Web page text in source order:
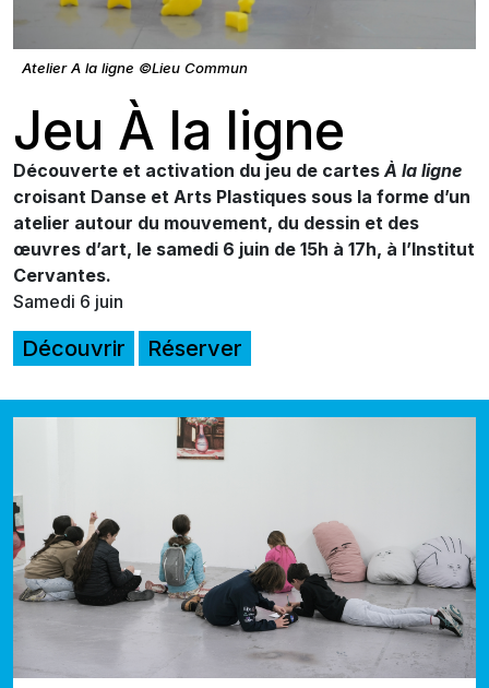
Atelier A la ligne ©Lieu Commun
Jeu À la ligne
Découverte et activation du jeu de cartesÀ la ligne
croisant Danse et Arts Plastiques sous la forme d’un
atelier autour du mouvement, du dessin et des
œuvres d’art, le samedi 6 juin de 15h à 17h, à l’Institut
Cervantes.
Samedi 6 juin
Découvrir Réserver